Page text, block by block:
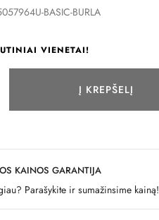
BASIC-BURLA
VIENETAI!
Į KREPŠELĮ
KAINOS GARANTIJA
Parašykite ir sumažinsime kainą!